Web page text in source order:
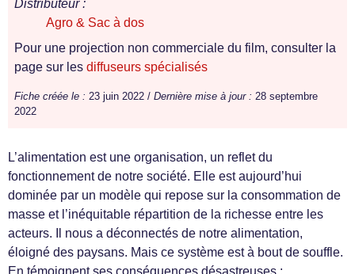
Distributeur :
Agro & Sac à dos
Pour une projection non commerciale du film, consulter la
page sur les diffuseurs spécialisés
Fiche créée le : 23 juin 2022 / Dernière mise à jour : 28 septembre
2022
L’alimentation est une organisation, un reflet du
fonctionnement de notre société. Elle est aujourd’hui
dominée par un modèle qui repose sur la consommation de
masse et l’inéquitable répartition de la richesse entre les
acteurs. Il nous a déconnectés de notre alimentation,
éloigné des paysans. Mais ce système est à bout de souffle.
En témoignent ses conséquences désastreuses :